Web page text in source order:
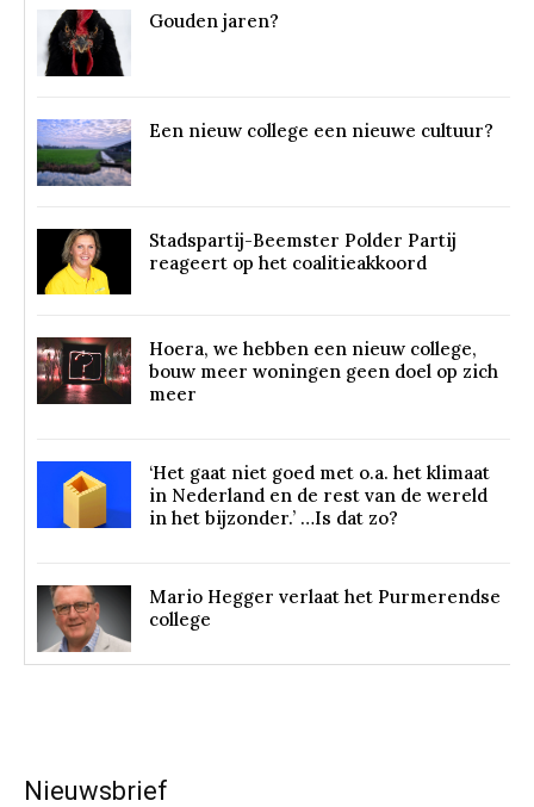
Gouden jaren?
Een nieuw college een nieuwe cultuur?
Stadspartij-Beemster Polder Partij
reageert op het coalitieakkoord
Hoera, we hebben een nieuw college,
bouw meer woningen geen doel op zich
meer
‘Het gaat niet goed met o.a. het klimaat
in Nederland en de rest van de wereld
in het bijzonder.’ …Is dat zo?
Mario Hegger verlaat het Purmerendse
college
Nieuwsbrief